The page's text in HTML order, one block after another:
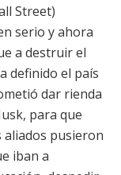
Street)
serio y ahora
a destruir el
definido el país
dar rienda
para que
aliados pusieron
iban a